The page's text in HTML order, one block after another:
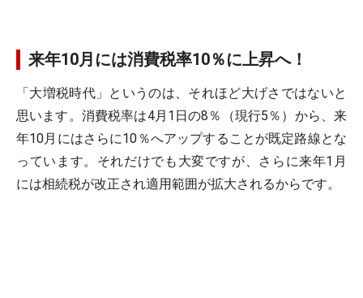
来年10月には消費税率10％に上昇へ！
「大増税時代」というのは、それほど大げさではないと
思います。消費税率は4月1日の8％（現行5％）から、来
年10月にはさらに10％へアップすることが既定路線とな
っています。それだけでも大変ですが、さらに来年1月
には相続税が改正され適用範囲が拡大されるからです。